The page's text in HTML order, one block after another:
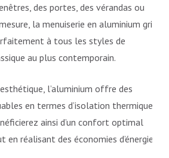
des portes, des vérandas ou
la menuiserie en aluminium gris
à tous les styles de
au plus contemporain.
l’aluminium offre des
en termes d’isolation thermique
ainsi d’un confort optimal
réalisant des économies d’énergie.